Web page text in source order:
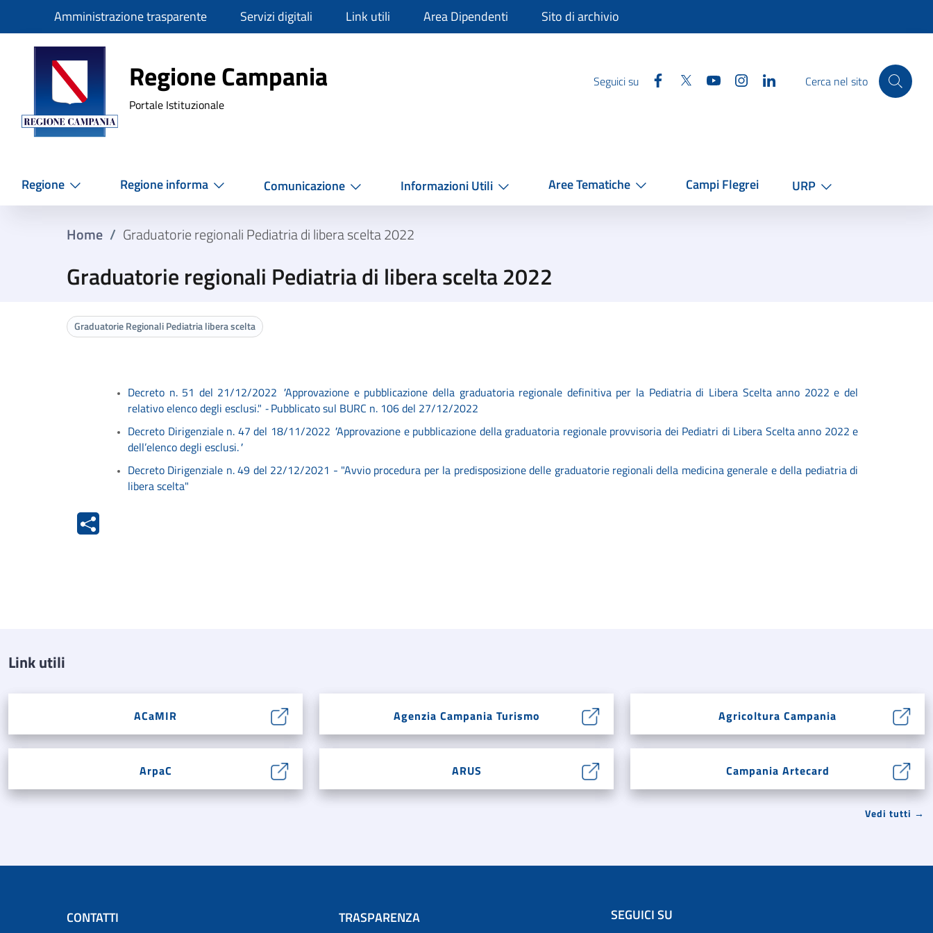
SlimAmministrazione trasparente Servizi digitali Link utili Area Dipendenti Sito di archivio
Regione Campania
Regione Campania
Portale Istituzionale
Seguici su Facebook
Twitter YouTube InstagramLinkedinCerca nel sito
Regione Regione informa Comunicazione Informazioni Utili Aree Tematiche Campi Flegrei URP
Home / Graduatorie regionali Pediatria di libera scelta 2022
Graduatorie regionali Pediatria di libera scelta 2022
Graduatorie Regionali Pediatria libera scelta
Decreto n. 51 del 21/12/2022 "Approvazione e pubblicazione della graduatoria regionale definitiva per la Pediatria di Libera Scelta anno 2022 e del
relativo elenco degli esclusi." -Pubblicato sul BURC n. 106 del 27/12/2022
Decreto Dirigenziale n. 47 del 18/11/2022 "Approvazione e pubblicazione della graduatoria regionale provvisoria dei Pediatri di Libera Scelta anno 2022 e
dell’elenco degli esclusi."
Decreto Dirigenziale n. 49 del 22/12/2021 - "Avvio procedura per la predisposizione delle graduatorie regionali della medicina generale e della pediatria di
libera scelta"
Link utili
ACaMIR Agenzia Campania Turismo Agricoltura Campania
ArpaC ARUS Campania Artecard
Vedi tutti →
CONTATTI TRASPARENZA SEGUICI SU